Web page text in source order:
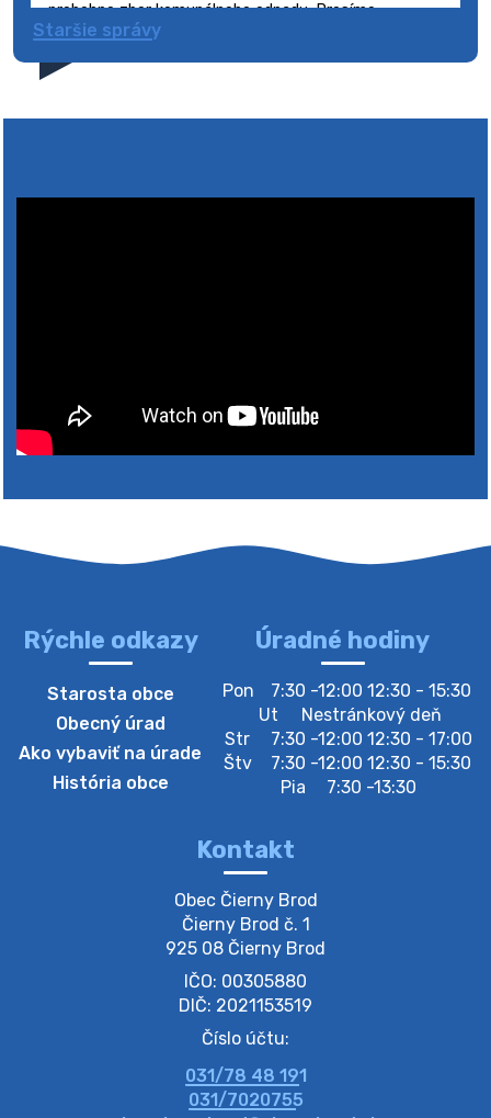
prebehne zber komunálneho odpadu. Prosíme
obyvateľov, aby smetné nádoby s odpadom vyložili
5. augusta 2026 08:41
4. augusta 2026 10:05
Zberný dvor-Gyűjtőudvar
Oznamujeme obyvateľom, že v stredu 05. augusta
bude zberný dvor zatvorený. Értesítjük a lakosokat,
hogy szerdán augusztus 05-én a gyűjtőudvar zárva
lesz https://ciernybrod.sk?p=214…
Zber separovaného odpadu plastu-
Szeparált műanya…
Oznamujeme obyvateľom, že v stredu 05. augusta
prebehne zber separovaného odpadu plastu. Prosíme
obyvateľov, aby vrecia s odpadom vyložili pred dom už
večer vopred, nakoľko firma F…
4. augusta 2026 09:51
Oznámenie o plánovanom prerušení dodávky
Staršie správy
Rýchle odkazy
Starosta obce
Obecný úrad
Ako vybaviť na úrade
História obce
Úradné hodiny
Pon
7:30 -12:00 12:30 - 15:30
Ut
Nestránkový deň
Str
7:30 -12:00 12:30 - 17:00
Štv
7:30 -12:00 12:30 - 15:30
Pia
7:30 -13:30
Kontakt
Obec Čierny Brod
Čierny Brod č. 1
925 08 Čierny Brod
IČO: 00305880
DIČ: 2021153519
Číslo účtu:
031/78 48 191
031/7020755